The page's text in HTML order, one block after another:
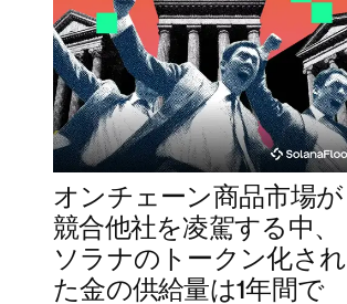
オンチェーン商品市場が
競合他社を凌駕する中、
ソラナのトークン化され
た金の供給量は1年間で